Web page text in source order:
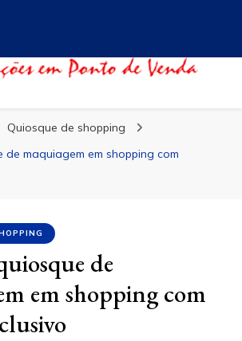
Quiosque de shopping
de maquiagem em shopping com
de
em shopping com